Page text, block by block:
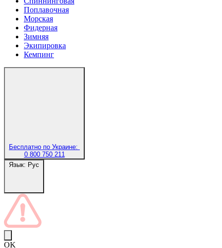
Поплавочная
Морская
Фидерная
Зимняя
Экипировка
Кемпинг
Бесплатно по Украине:
0 800 750 211
Язык: Рус
OK